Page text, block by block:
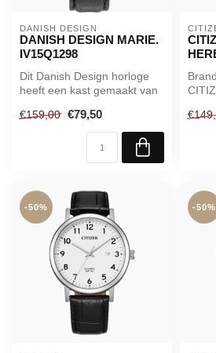
DANISH DESIGN
DANISH DESIGN MARIE.
IV15Q1298
Dit Danish Design horloge
heeft een kast gemaakt van
diam...
€159,00 €79,50
-50% -50%